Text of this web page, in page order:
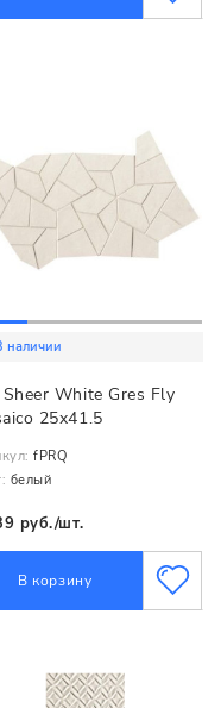
наличии
Sheer White Gres Fly
25x41.5
fPRQ
белый
руб./шт.
В корзину